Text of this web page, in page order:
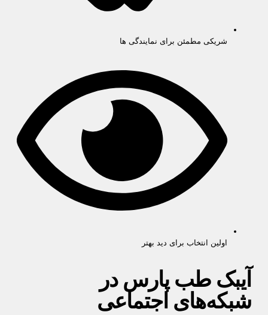
شریکی مطمئن برای نمایندگی ها
اولین انتخاب برای دید بهتر
آیبک طب پارس در
شبکه‌های اجتماعی